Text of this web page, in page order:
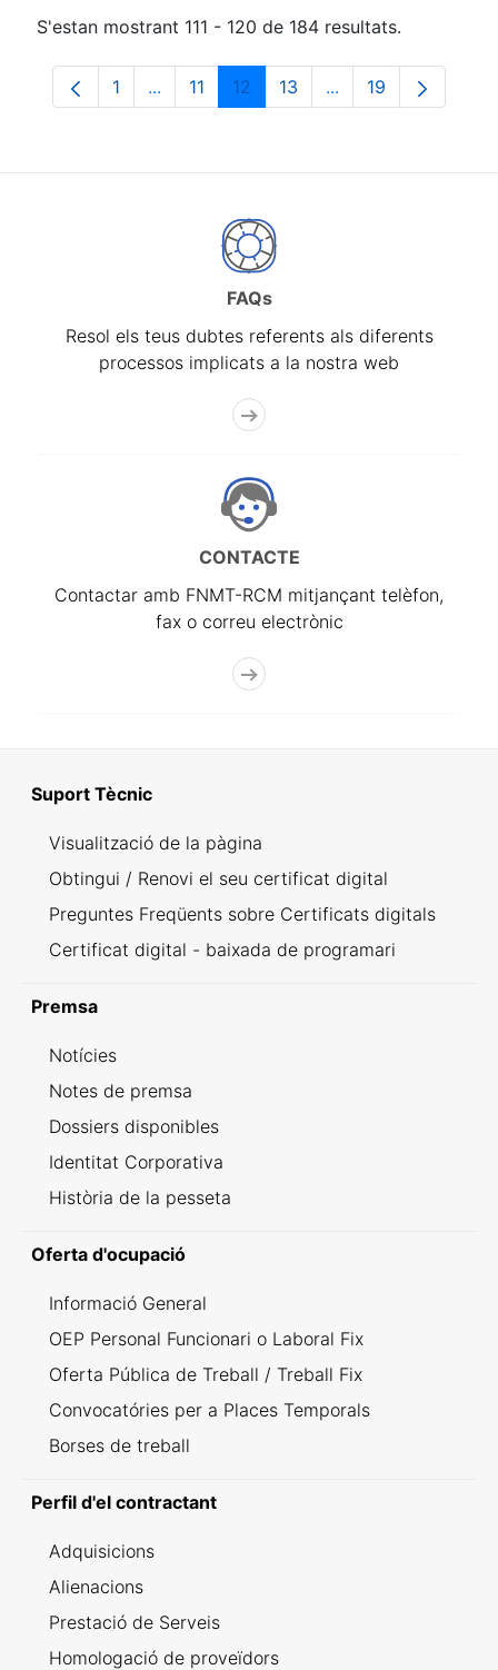
S'estan mostrant 111 - 120 de 184 resultats.
Pàgina
1 ...Pàgines intermèdies Utilitzeu TAB per
Pàgina
11 Pàgina
12 Pàgina
13 ...PàginesPàgina
19
FAQs
Resol els teus dubtes referents als diferents
processos implicats a la nostra web
CONTACTE
Contactar amb FNMT-RCM mitjançant telèfon,
fax o correu electrònic
Suport Tècnic
Visualització de la pàgina
Obtingui / Renovi el seu certificat digital
Preguntes Freqüents sobre Certificats digitals
Certificat digital - baixada de programari
Premsa
Notícies
Notes de premsa
Dossiers disponibles
Identitat Corporativa
Història de la pesseta
Oferta d'ocupació
Informació General
OEP Personal Funcionari o Laboral Fix
Oferta Pública de Treball / Treball Fix
Convocatóries per a Places Temporals
Borses de treball
Perfil d'el contractant
Adquisicions
Alienacions
Prestació de Serveis
Homologació de proveïdors